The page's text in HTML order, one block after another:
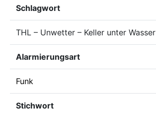
Schlagwort
THL – Unwetter – Keller unter Wasser
Alarmierungsart
Funk
Stichwort